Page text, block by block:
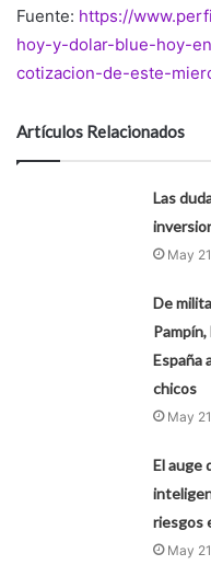
Fuente: https://
hoy-y-dolar-blue-hoy-
cotizacion-de-este-
Artículos Relacionados
Las
May
De
España
chicos
May
El auge
riesgos
May